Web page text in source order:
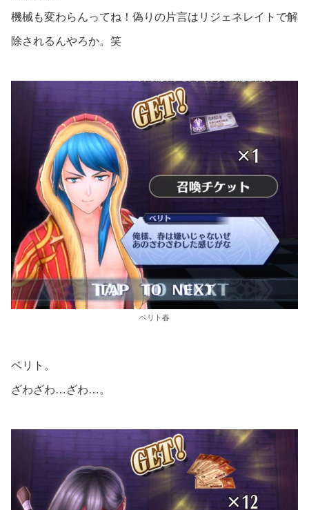
機械も変わらんってね！偽りの片言はリジェネレイトで解
除されるんやろか。笑
ベリト春
ベリト。
ざわざわ…ざわ…。